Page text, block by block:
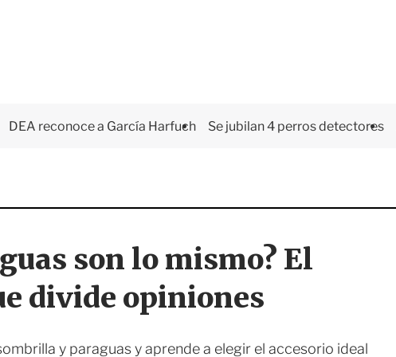
DEA reconoce a García Harfuch Se jubilan 4 perros detectores
son lo mismo? El
divide opiniones
y paraguas y aprende a elegir el accesorio ideal